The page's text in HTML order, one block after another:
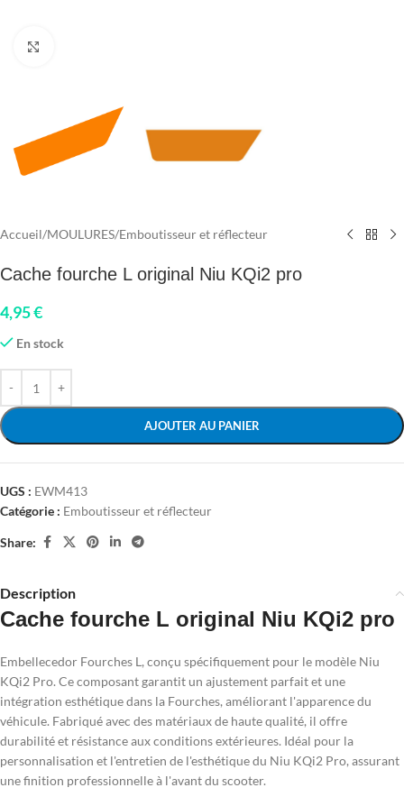
Accueil/MOULURES/Emboutisseur et réflecteur
Cache fourche L original Niu KQi2 pro
4,95€
En stock
AJOUTER AU PANIER
UGS : EWM413
Catégorie : Emboutisseur et réflecteur
Share:
Description
Cache fourche L original Niu KQi2 pro
Embellecedor Fourches L, conçu spécifiquement pour le modèle Niu
KQi2 Pro. Ce composant garantit un ajustement parfait et une
intégration esthétique dans la Fourches, améliorant l'apparence du
véhicule. Fabriqué avec des matériaux de haute qualité, il offre
durabilité et résistance aux conditions extérieures. Idéal pour la
personnalisation et l'entretien de l'esthétique du Niu KQi2 Pro, assurant
une finition professionnelle à l'avant du scooter.